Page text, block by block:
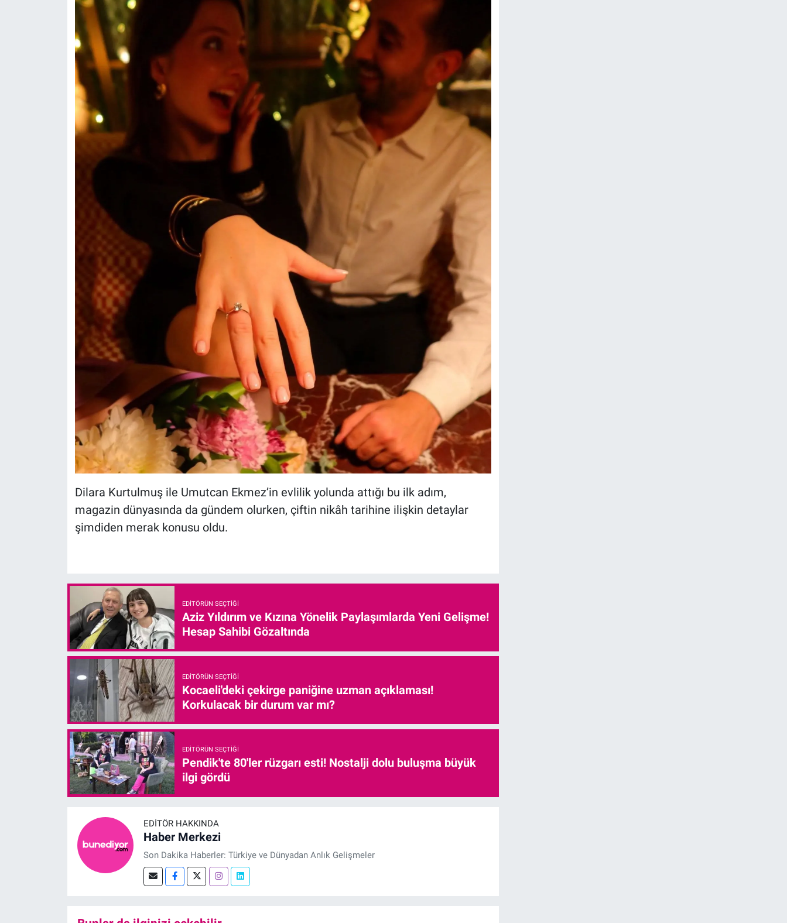
Dilara Kurtulmuş ile Umutcan Ekmez’in evlilik yolunda attığı bu ilk adım,
magazin dünyasında da gündem olurken, çiftin nikâh tarihine ilişkin detaylar
şimdiden merak konusu oldu.
EDITÖRÜN SEÇTIĞI
Aziz Yıldırım ve Kızına Yönelik Paylaşımlarda Yeni Gelişme!
Hesap Sahibi Gözaltında
EDITÖRÜN SEÇTIĞI
Kocaeli'deki çekirge paniğine uzman açıklaması!
Korkulacak bir durum var mı?
EDITÖRÜN SEÇTIĞI
Pendik'te 80'ler rüzgarı esti! Nostalji dolu buluşma büyük
ilgi gördü
EDITÖR HAKKINDA
Haber Merkezi
Son Dakika Haberler: Türkiye ve Dünyadan Anlık Gelişmeler